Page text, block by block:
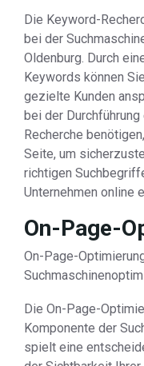
Die Keyword-
bei der
Oldenburg. Durch
Keywords können
gezielte Kunden
bei der
Recherche
Seite, um
richtigen
Unternehmen online
On-Page-
On-Page-
Die On-Page-
Komponente der
spielt eine